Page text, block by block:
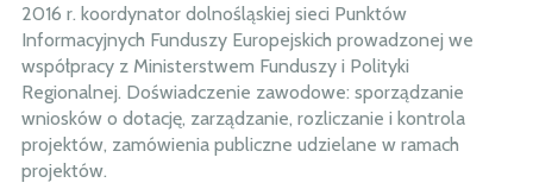
2016 r. koordynator dolnośląskiej sieci Punktów
Informacyjnych Funduszy Europejskich prowadzonej we
współpracy z Ministerstwem Funduszy i Polityki
Regionalnej. Doświadczenie zawodowe: sporządzanie
wniosków o dotację, zarządzanie, rozliczanie i kontrola
projektów, zamówienia publiczne udzielane w ramach
projektów.